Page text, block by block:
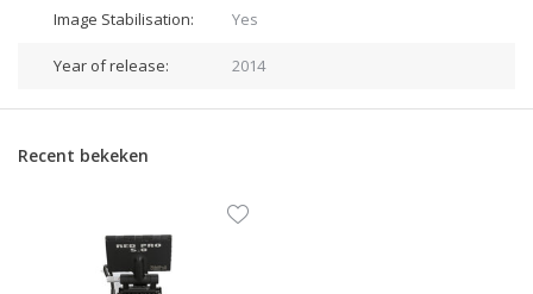
Image Stabilisation: Yes
Year of release: 2014
Recent bekeken